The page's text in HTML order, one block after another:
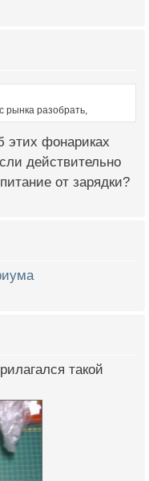
рынка разобрать,
этих фонариках
действительно
от зарядки?
такой